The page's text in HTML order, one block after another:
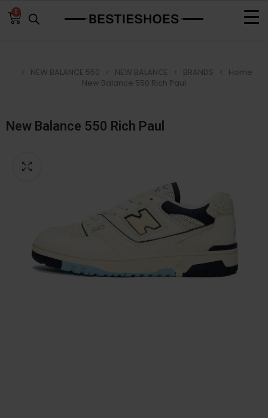
0
Home
BRANDS
NEW BALANCE
NEW BALANCE 550
New Balance 550 Rich Paul
New Balance 550 Rich Paul